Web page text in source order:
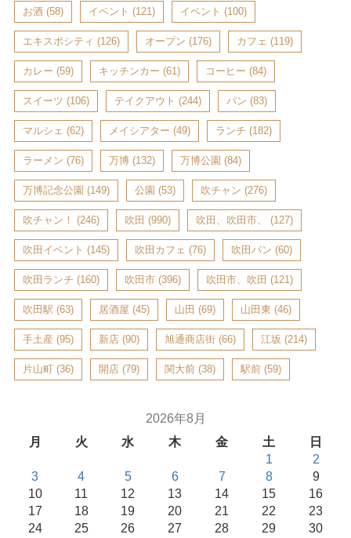
お酒 (58) イベント (121) イベント (100)
エキスポシティ (126) オープン (176) カフェ (119)
カレー (59) キッチンカー (61) コーヒー (84)
スイーツ (106) テイクアウト (244) パン (83)
マルシェ (62) メイシアター (49) ランチ (182)
ラーメン (76) 万博 (132) 万博公園 (84)
万博記念公園 (149) 公園 (53) 吹チャン (276)
吹チャン！ (246) 吹田 (990) 吹田、吹田市、 (127)
吹田イベント (145) 吹田カフェ (76) 吹田パン (60)
吹田ランチ (160) 吹田市 (396) 吹田市、吹田 (121)
吹田駅 (63) 居酒屋 (45) 山田 (69) 山田東 (46)
手土産 (95) 新店 (90) 旭通商店街 (66) 江坂 (214)
片山町 (36) 開店 (79) 関大前 (38) 駅前 (59)
2026年8月
月
火 水 木 金 土
日
1
2
3
4 5 6 7 8
9
10
11 12 13 14 15
16
17
18 19 20 21 22
23
24
25 26 27 28 29
30